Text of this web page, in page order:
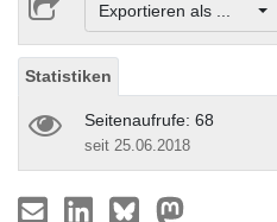
Exportieren als ...
Statistiken
Seitenaufrufe: 68
seit 25.06.2018